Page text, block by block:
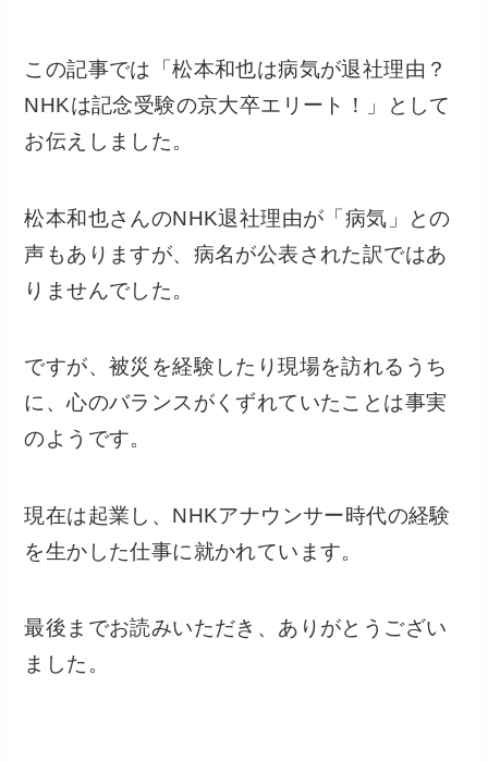
この記事では「松本和也は病気が退社理由？
NHKは記念受験の京大卒エリート！」として
お伝えしました。
松本和也さんのNHK退社理由が「病気」との
声もありますが、病名が公表された訳ではあ
りませんでした。
ですが、被災を経験したり現場を訪れるうち
に、心のバランスがくずれていたことは事実
のようです。
現在は起業し、NHKアナウンサー時代の経験
を生かした仕事に就かれています。
最後までお読みいただき、ありがとうござい
ました。